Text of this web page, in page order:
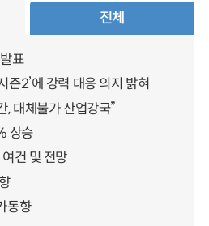
전체
표
즌2’에 강력 대응 의지 밝혀
대체불가 산업강국”
상승
건 및 전망
동향